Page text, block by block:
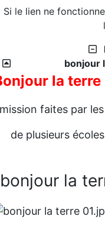
Si le lien ne
bonjour
la
faites par
de plusieurs
la